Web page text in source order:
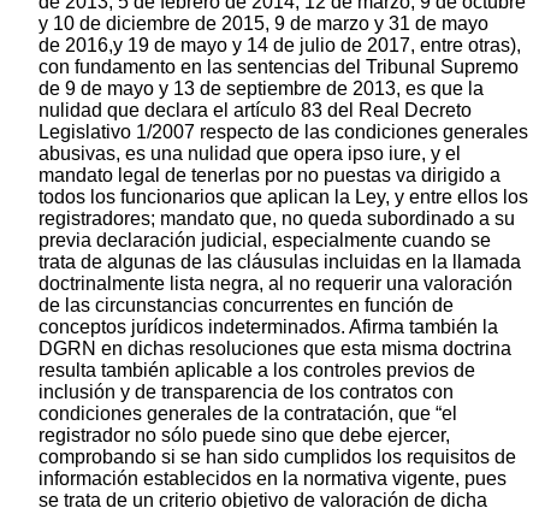
y 10 de diciembre de 2015, 9 de marzo y 31 de mayo
de 2016,y 19 de mayo y 14 de julio de 2017, entre otras),
con fundamento en las sentencias del Tribunal Supremo
de 9 de mayo y 13 de septiembre de 2013, es que la
nulidad que declara el artículo 83 del Real Decreto
Legislativo 1/2007 respecto de las condiciones generales
abusivas, es una nulidad que opera ipso iure, y el
mandato legal de tenerlas por no puestas va dirigido a
todos los funcionarios que aplican la Ley, y entre ellos los
registradores; mandato que, no queda subordinado a su
previa declaración judicial, especialmente cuando se
trata de algunas de las cláusulas incluidas en la llamada
doctrinalmente lista negra, al no requerir una valoración
de las circunstancias concurrentes en función de
conceptos jurídicos indeterminados. Afirma también la
DGRN en dichas resoluciones que esta misma doctrina
resulta también aplicable a los controles previos de
inclusión y de transparencia de los contratos con
condiciones generales de la contratación, que “el
registrador no sólo puede sino que debe ejercer,
comprobando si se han sido cumplidos los requisitos de
información establecidos en la normativa vigente, pues
se trata de un criterio objetivo de valoración de dicha